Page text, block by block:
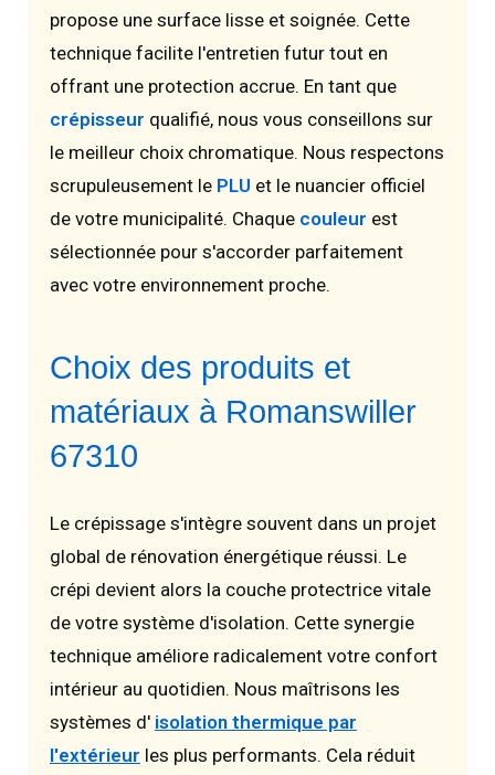
propose une surface lisse et soignée. Cette
technique facilite l'entretien futur tout en
offrant une protection accrue. En tant que
crépisseur qualifié, nous vous conseillons sur
le meilleur choix chromatique. Nous respectons
scrupuleusement le PLU et le nuancier officiel
de votre municipalité. Chaque couleur est
sélectionnée pour s'accorder parfaitement
avec votre environnement proche.
Choix des produits et
matériaux à Romanswiller
67310
Le crépissage s'intègre souvent dans un projet
global de rénovation énergétique réussi. Le
crépi devient alors la couche protectrice vitale
de votre système d'isolation. Cette synergie
technique améliore radicalement votre confort
intérieur au quotidien. Nous maîtrisons les
systèmes d' isolation thermique par
l'extérieur les plus performants. Cela réduit